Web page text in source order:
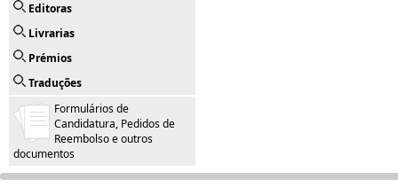
Editoras
Livrarias
Prémios
Traduções
Formulários de
Candidatura, Pedidos de
Reembolso e outros
documentos